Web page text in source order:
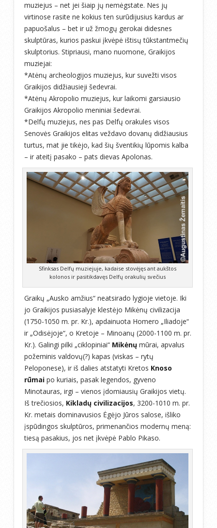
muziejus – net jei šiaip jų nemėgstate. Nes jų
virtinose rasite ne kokius ten surūdijusius kardus ar
papuošalus – bet ir už žmogų gerokai didesnes
skulptūras, kurios paskui įkvėpė ištisų tūkstantmečių
skulptorius. Stipriausi, mano nuomone, Graikijos
muziejai:
*Atėnų archeologijos muziejus, kur suvežti visos
Graikijos didžiausieji šedevrai.
*Atėnų Akropolio muziejus, kur laikomi garsiausio
Graikijos Akropolio meniniai šedevrai.
*Delfų muziejus, nes pas Delfų orakules visos
Senovės Graikijos elitas veždavo dovanų didžiausius
turtus, mat jie tikėjo, kad šių šventikių lūpomis kalba
– ir ateitį pasako – pats dievas Apolonas.
Sfinksas Delfų muziejuje, kadaise stovėjęs ant aukštos
kolonos ir pasitikdavęs Delfų orakulių svečius
Graikų „Ausko amžius“ neatsirado lygioje vietoje. Iki
jo Graikijos pusiasalyje klestėjo Mikėnų civilizacija
(1750-1050 m. pr. Kr.), apdainuota Homero „Iliadoje“
ir „Odisėjoje“, o Kretoje – Minoanų (2000-1100 m. pr.
Kr.). Galingi pilki „ciklopiniai“ Mikėnų mūrai, apvalus
požeminis valdovų(?) kapas (viskas – rytų
Peloponese), ir iš dalies atstatyti Kretos Knoso
rūmai po kuriais, pasak legendos, gyveno
Minotauras, irgi – vienos įdomiausių Graikijos vietų.
Iš trečiosios, Kikladų civilizacijos, 3200-1010 m. pr.
Kr. metais dominavusios Ėgėjo Jūros salose, išliko
įspūdingos skulptūros, primenančios modernų meną:
tiesą pasakius, jos net įkvėpė Pablo Pikaso.